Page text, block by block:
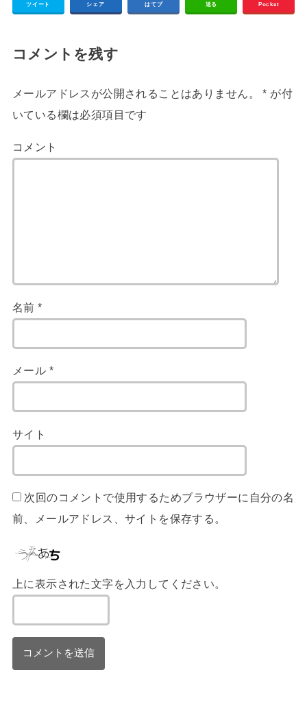
ツイート シェア はてブ 送る Pocket
コメントを残す
メールアドレスが公開されることはありません。 * が付
いている欄は必須項目です
コメント
名前*
メール *
サイト
次回のコメントで使用するためブラウザーに自分の名
前、メールアドレス、サイトを保存する。
上に表示された文字を入力してください。